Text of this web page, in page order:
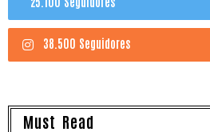
38.500 Seguidores
Must Read